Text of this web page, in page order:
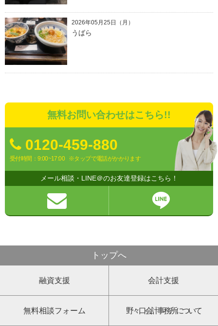
2026年05月25日（月）
うばら
無料お問い合わせはこちら!!
0120-459-880
受付時間：9:00~17:00 ※タップで電話がかかります
メール相談・LINE＠のお友達登録はこちら！
トップへ
融資支援 会計支援
無料相談フォーム 野々口会計事務所について